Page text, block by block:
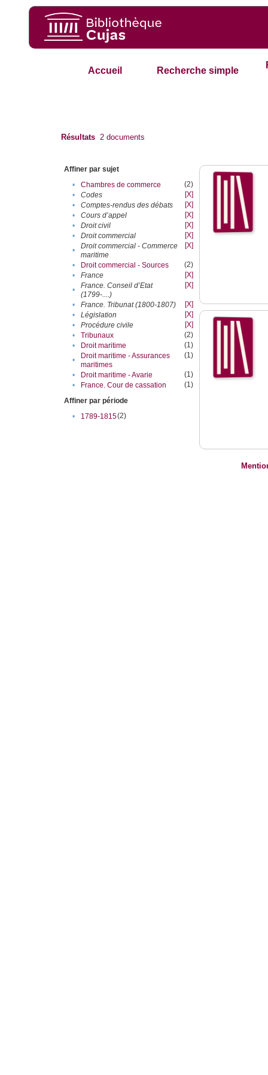
Accueil Recherche simple
Résultats 2 documents
Affiner par sujet
•
Chambres de commerce
(2)
•
Codes
[X]
•
Comptes-rendus des débats
[X]
•
Cours d’appel
[X]
•
Droit civil
[X]
•
Droit commercial
[X]
•
Droit commercial - Commerce
maritime
[X]
• Droit commercial - Sources
(2)
•
France
[X]
•
France. Conseil d’Etat
(1799-....)
[X]
• France. Tribunat (1800-1807)
[X]
•
Législation
[X]
•
Procédure civile
[X]
•
Tribunaux
(2)
•
Droit maritime
(1)
•
Droit maritime - Assurances
maritimes
(1)
• Droit maritime - Avarie
(1)
•
France. Cour de cassation
(1)
Affiner par période
•
1789-1815(2)